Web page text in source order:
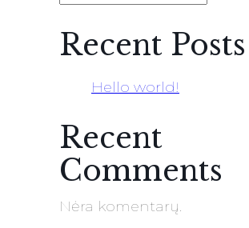
Recent Posts
Hello world!
Recent
Comments
Nėra komentarų.